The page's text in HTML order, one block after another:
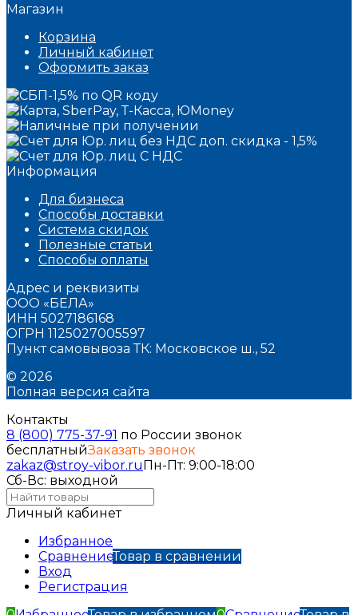
Магазин
Корзина
Личный кабинет
Оформить заказ
Информация
Для бизнеса
Способы доставки
Система скидок
Полезные статьи
Способы оплаты
Адрес и реквизиты
ООО «БЕЛА»
ИНН 5027186168
ОГРН 1125027005597
Пункт самовывоза ТК: Московское ш., 52
© 2026
Полная версия сайта
Контакты
8 (800) 775-37-91 по России звонок
бесплатныйЗаказать звонок
zakaz@stroy-vibor.ruПн-Пт: 9:00-18:00
Сб-Вс: выходной
Личный кабинет
Избранное
СравнениеТовар в сравнении
Вход
Регистрация